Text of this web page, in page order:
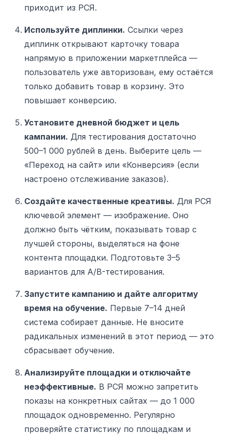
приходит из РСЯ.
Используйте диплинки. Ссылки через
диплинк открывают карточку товара
напрямую в приложении маркетплейса —
пользователь уже авторизован, ему остаётся
только добавить товар в корзину. Это
повышает конверсию.
Установите дневной бюджет и цель
кампании. Для тестирования достаточно
500–1 000 рублей в день. Выберите цель —
«Переход на сайт» или «Конверсия» (если
настроено отслеживание заказов).
Создайте качественные креативы. Для РСЯ
ключевой элемент — изображение. Оно
должно быть чётким, показывать товар с
лучшей стороны, выделяться на фоне
контента площадки. Подготовьте 3–5
вариантов для A/B-тестирования.
Запустите кампанию и дайте алгоритму
время на обучение. Первые 7–14 дней
система собирает данные. Не вносите
радикальных изменений в этот период — это
сбрасывает обучение.
Анализируйте площадки и отключайте
неэффективные. В РСЯ можно запретить
показы на конкретных сайтах — до 1 000
площадок одновременно. Регулярно
проверяйте статистику по площадкам и